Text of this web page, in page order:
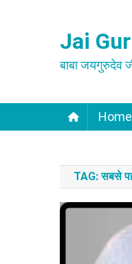
Jai
बाबा जयगुरुदेव
Home
TAG:सबसे